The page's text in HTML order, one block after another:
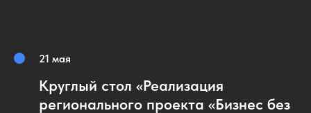
21 мая
Круглый стол «Реализация
регионального проекта «Бизнес без